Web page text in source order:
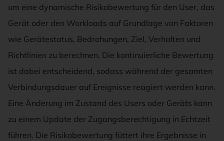
um eine dynamische Risikobewertung für den User, das
Gerät oder den Workloads auf Grundlage von Faktoren
wie Gerätestatus, Bedrohungen, Ziel, Verhalten und
Richtlinien zu berechnen. Die kontinuierliche Bewertung
ist dabei entscheidend, sodass während der gesamten
Verbindungsdauer auf Ereignisse reagiert werden kann.
Eine Änderung im Zustand des Users oder Geräts kann
zu einem Update der Zugangsberechtigung in Echtzeit
führen. Die Risikobewertung füttert ihre Ergebnisse in